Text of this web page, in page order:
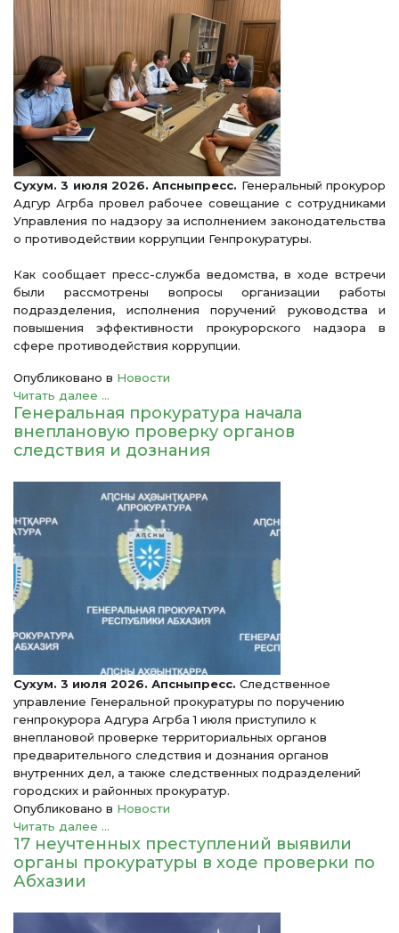
Сухум. 3 июля 2026. Апсныпресс. Генеральный прокурор
Адгур Агрба провел рабочее совещание с сотрудниками
Управления по надзору за исполнением законодательства
о противодействии коррупции Генпрокуратуры.
Как сообщает пресс-служба ведомства, в ходе встречи
были рассмотрены вопросы организации работы
подразделения, исполнения поручений руководства и
повышения эффективности прокурорского надзора в
сфере противодействия коррупции.
Опубликовано в Новости
Читать далее ...
Генеральная прокуратура начала
внеплановую проверку органов
следствия и дознания
Сухум. 3 июля 2026. Апсныпресс. Следственное
управление Генеральной прокуратуры по поручению
генпрокурора Адгура Агрба 1 июля приступило к
внеплановой проверке территориальных органов
предварительного следствия и дознания органов
внутренних дел, а также следственных подразделений
городских и районных прокуратур.
Опубликовано в Новости
Читать далее ...
17 неучтенных преступлений выявили
органы прокуратуры в ходе проверки по
Абхазии